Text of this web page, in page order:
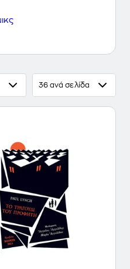
36 ανά σελίδα